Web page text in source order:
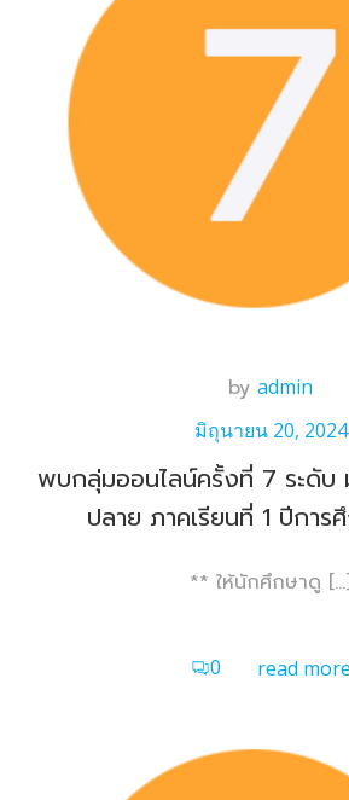
by admin
มิถุนายน 20, 2024
พบกลุ่มออนไลน์ครั้งที่ 7 ระดับ
ปลาย ภาคเรียนที่ 1 ปีการ
** ให้นักศึกษาดู
0 read more